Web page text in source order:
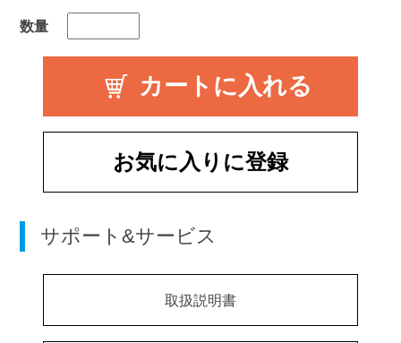
数量
お気に入りに登録
サポート&サービス
取扱説明書